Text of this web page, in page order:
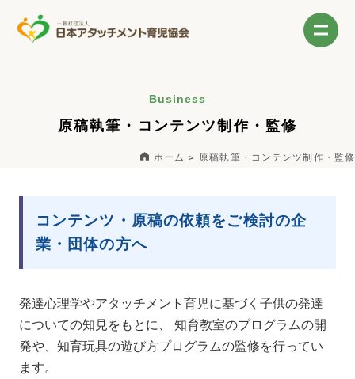
Business
原稿執筆・コンテンツ制作・監修
ホーム 原稿執筆・コンテンツ制作・監修
コンテンツ・原稿の依頼をご検討の企
業・団体の方へ
発達心理学やアタッチメント育児に基づく子供の発達
についての知見をもとに、 知育教室のプログラムの開
発や、知育玩具の遊び方プログラムの監修を行ってい
ます。